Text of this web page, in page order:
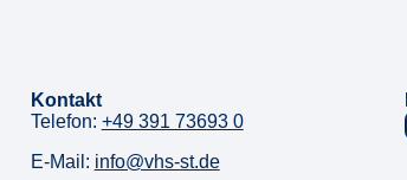
Kontakt
Telefon: +49 391 73693 0
E-Mail: info@vhs-st.de